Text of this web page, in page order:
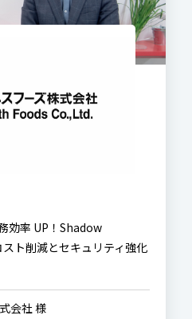
効率 UP！Shadow
ト削減とセキュリティ強化
会社 様